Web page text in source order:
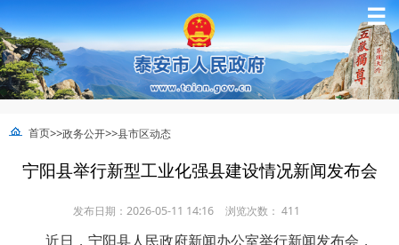
☰
首页>>政务公开>>县市区动态
宁阳县举行新型工业化强县建设情况新闻发布会
发布日期：2026-05-11 14:16 浏览次数： 411
近日，宁阳县人民政府新闻办公室举行新闻发布会，